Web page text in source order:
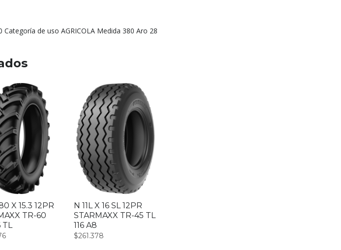
de uso AGRICOLA Medida 380 Aro 28
X 15.3 12PR
TR-60
TL
N 11L X 16 SL 12PR
STARMAXX TR-45 TL
116 A8
$261.378